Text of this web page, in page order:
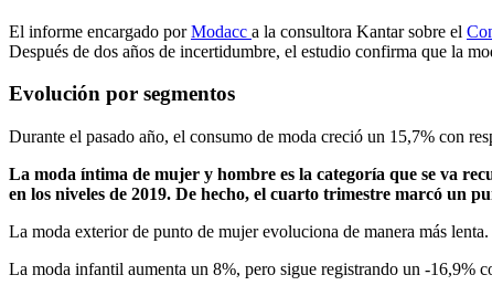
El informe encargado porModacc a la consultora Kantar sobre el
Después de dos años de incertidumbre, el estudio confirma que la
Evolución por segmentos
Durante el pasado año, el consumo de moda creció un 15,7% con
La moda íntima de mujer y hombre es la categoría que se va
en los niveles de 2019. De hecho, el cuarto trimestre marcó un
La moda exterior de punto de mujer evoluciona de manera más
La moda infantil aumenta un 8%, pero sigue registrando un -16,9%